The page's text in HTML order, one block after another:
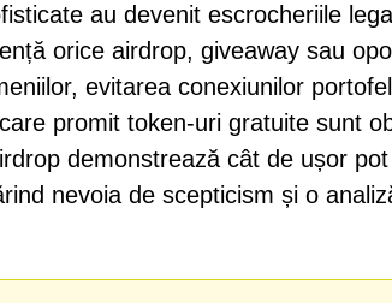
au devenit escrocheriile
orice airdrop, giveaway sau
evitarea conexiunilor
promit token-uri gratuite sunt
demonstrează cât de ușor
nevoia de scepticism și o